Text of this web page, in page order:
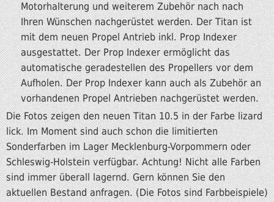
Motorhalterung und weiterem Zubehör nach nach
Ihren Wünschen nachgerüstet werden. Der Titan ist
mit dem neuen Propel Antrieb inkl. Prop Indexer
ausgestattet. Der Prop Indexer ermöglicht das
automatische geradestellen des Propellers vor dem
Aufholen. Der Prop Indexer kann auch als Zubehör an
vorhandenen Propel Antrieben nachgerüstet werden.
Die Fotos zeigen den neuen Titan 10.5 in der Farbe lizard
lick. Im Moment sind auch schon die limitierten
Sonderfarben im Lager Mecklenburg-Vorpommern oder
Schleswig-Holstein verfügbar. Achtung! Nicht alle Farben
sind immer überall lagernd. Gern können Sie den
aktuellen Bestand anfragen. (Die Fotos sind Farbbeispiele)